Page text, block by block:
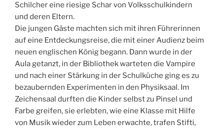
Schilcher eine riesige Schar von Volksschulkindern
und deren Eltern.
Die jungen Gäste machten sich mit ihren Führerinnen
auf eine Entdeckungsreise, die mit einer Audienz beim
neuen englischen König begann. Dann wurde in der
Aula getanzt, in der Bibliothek warteten die Vampire
und nach einer Stärkung in der Schulküche ging es zu
bezaubernden Experimenten in den Physiksaal. Im
Zeichensaal durften die Kinder selbst zu Pinsel und
Farbe greifen, sie erlebten, wie eine Klasse mit Hilfe
von Musik wieder zum Leben erwachte, trafen Stifti,